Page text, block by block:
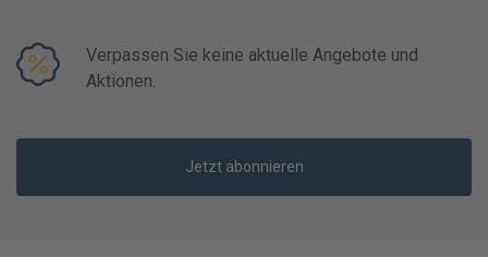
Verpassen Sie keine aktuelle Angebote und
Aktionen.
Jetzt abonnieren